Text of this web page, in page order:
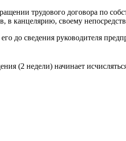
трудового договора по
в канцелярию, своему
до сведения руководителя
(2 недели) начинает